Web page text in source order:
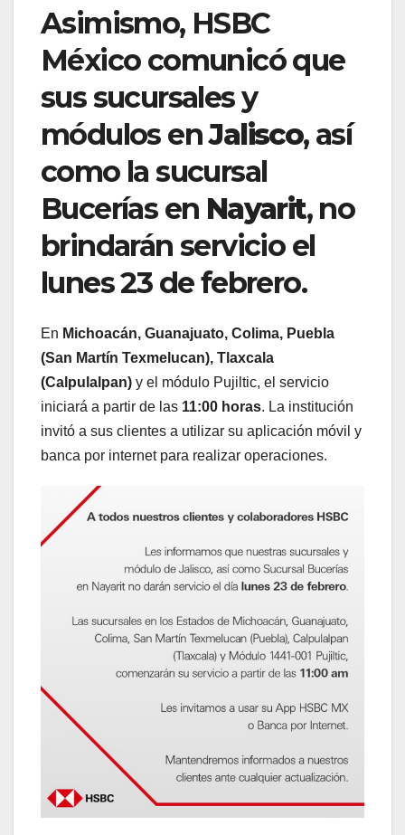
Asimismo, HSBC
México comunicó que
sus sucursales y
módulos enJalisco, así
como la sucursal
Bucerías en Nayarit, no
brindarán servicio el
lunes 23 de febrero.
En Michoacán, Guanajuato, Colima, Puebla
(San Martín Texmelucan), Tlaxcala
(Calpulalpan) y el módulo Pujiltic, el servicio
iniciará a partir de las 11:00 horas. La institución
invitó a sus clientes a utilizar su aplicación móvil y
banca por internet para realizar operaciones.